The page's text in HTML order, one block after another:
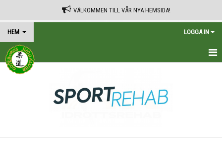
VÄLKOMMEN TILL VÅR NYA HEMSIDA!
HEM LOGGA IN
HEM
TRÄNINGSSCHEMA